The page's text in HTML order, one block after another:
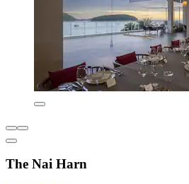
The Nai Harn